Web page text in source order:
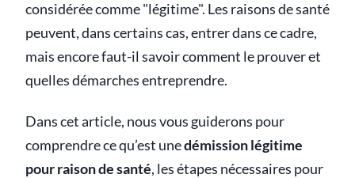
considérée comme "légitime". Les raisons de santé
peuvent, dans certains cas, entrer dans ce cadre,
mais encore faut-il savoir comment le prouver et
quelles démarches entreprendre.
Dans cet article, nous vous guiderons pour
comprendre ce qu’est unedémission légitime
pour raison de santé, les étapes nécessaires pour